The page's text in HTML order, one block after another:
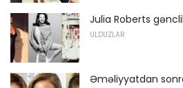
Julia Roberts
ULDUZLAR
Əməliyyatdan